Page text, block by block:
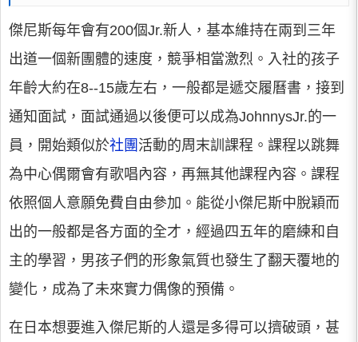
傑尼斯每年會有200個Jr.新人，基本維持在兩到三年
出道一個新團體的速度，競爭相當激烈。入社的孩子
年齡大約在8--15歲左右，一般都是遞交履曆書，接到
通知面試，面試通過以後便可以成為JohnnysJr.的一
員，開始類似於社團 活動的周末訓課程。課程以跳舞
為中心偶爾會有歌唱內容，再無其他課程內容。課程
依照個人意願免費自由參加。能從小傑尼斯中脫穎而
出的一般都是各方面的全才，經過四五年的磨練和自
主的學習，男孩子們的形象氣質也發生了翻天覆地的
變化，成為了未來實力偶像的預備。
在日本想要進入傑尼斯的人還是多得可以擠破頭，甚